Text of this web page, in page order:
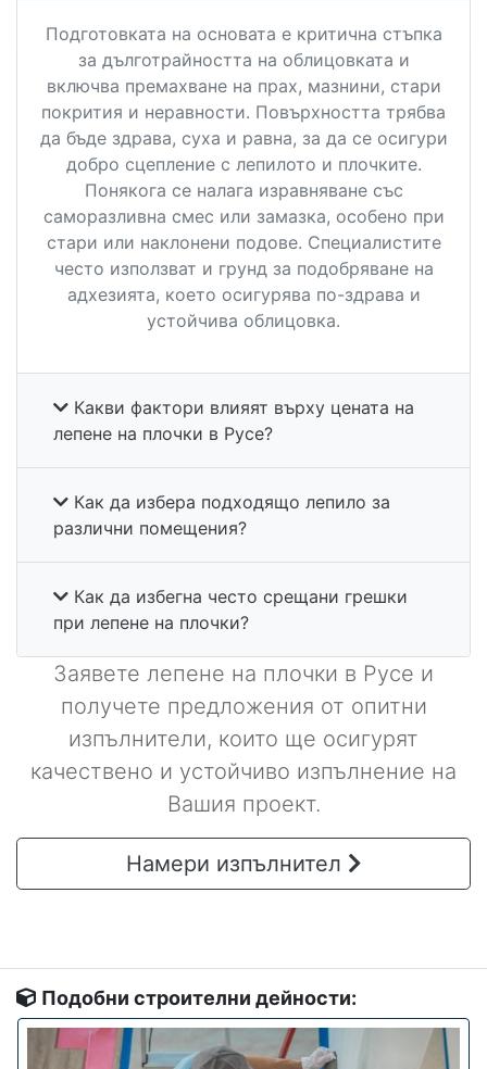
Подготовката на основата е критична стъпка
за дълготрайността на облицовката и
включва премахване на прах, мазнини, стари
покрития и неравности. Повърхността трябва
да бъде здрава, суха и равна, за да се осигури
добро сцепление с лепилото и плочките.
Понякога се налага изравняване със
саморазливна смес или замазка, особено при
стари или наклонени подове. Специалистите
често използват и грунд за подобряване на
адхезията, което осигурява по-здрава и
устойчива облицовка.
Какви фактори влияят върху цената на
лепене на плочки в Русе?
Как да избера подходящо лепило за
различни помещения?
Как да избегна често срещани грешки
при лепене на плочки?
Заявете лепене на плочки в Русе и
получете предложения от опитни
изпълнители, които ще осигурят
качествено и устойчиво изпълнение на
Вашия проект.
Намери изпълнител
Подобни строителни дейности: